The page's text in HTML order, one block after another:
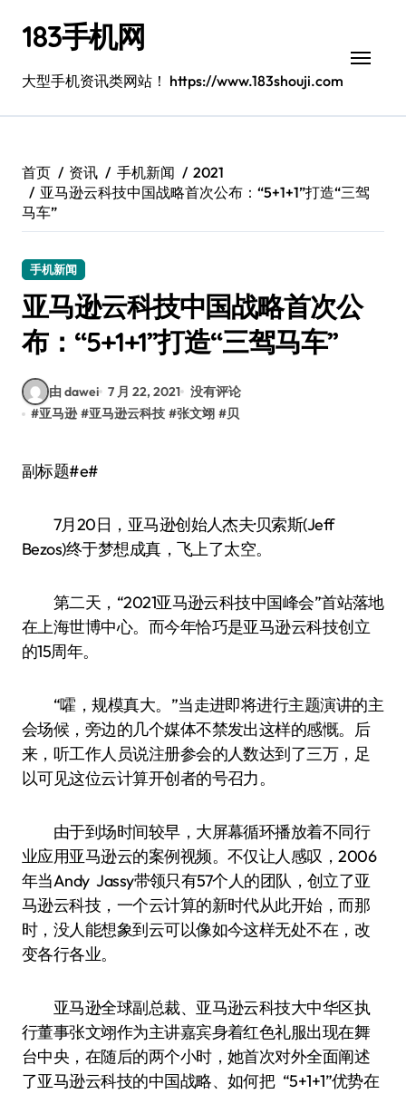
183手机网
大型手机资讯类网站！ https://www.183shouji.com
首页 资讯 手机新闻
2021
亚马逊云科技中国战略首次公布：“5+1+1”打造“三驾
马车”
手机新闻
亚马逊云科技中国战略首次公
布：“5+1+1”打造“三驾马车”
由 dawei 7 月 22, 2021 没有评论
#亚马逊 #亚马逊云科技 #张文翊 #贝
副标题#e#
7月20日，亚马逊创始人杰夫·贝索斯(Jeff
Bezos)终于梦想成真，飞上了太空。
第二天，“2021亚马逊云科技中国峰会”首站落地
在上海世博中心。而今年恰巧是亚马逊云科技创立
的15周年。
“嚯，规模真大。”当走进即将进行主题演讲的主
会场候，旁边的几个媒体不禁发出这样的感慨。后
来，听工作人员说注册参会的人数达到了三万，足
以可见这位云计算开创者的号召力。
由于到场时间较早，大屏幕循环播放着不同行
业应用亚马逊云的案例视频。不仅让人感叹，2006
年当Andy Jassy带领只有57个人的团队，创立了亚
马逊云科技，一个云计算的新时代从此开始，而那
时，没人能想象到云可以像如今这样无处不在，改
变各行各业。
亚马逊全球副总裁、亚马逊云科技大中华区执
行董事张文翊作为主讲嘉宾身着红色礼服出现在舞
台中央，在随后的两个小时，她首次对外全面阐述
了亚马逊云科技的中国战略、如何把 “5+1+1”优势在